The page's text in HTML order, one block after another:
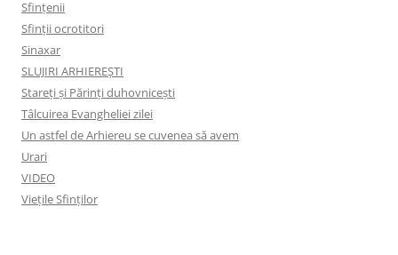
Sfințenii
Sfinții ocrotitori
Sinaxar
SLUJIRI ARHIEREȘTI
Stareți și Părinți duhovnicești
Tâlcuirea Evangheliei zilei
Un astfel de Arhiereu se cuvenea să avem
Urari
VIDEO
Viețile Sfinților